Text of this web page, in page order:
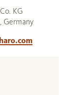
KG
Germany